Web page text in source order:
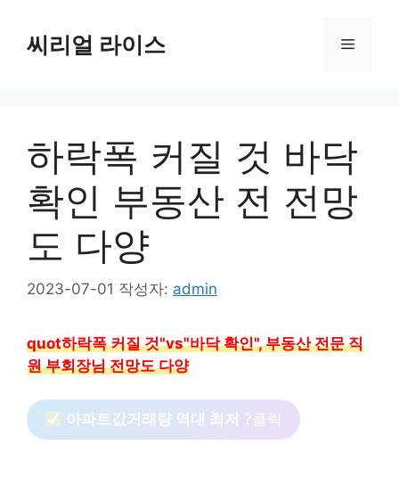
씨리얼 라이스 메
하락폭 커질 것 바닥
확인 부동산 전 전망
도 다양
2023-07-01 작성자: admin
quot하락폭 커질 것"vs"바닥 확인", 부동산 전문 직
원 부회장님 전망도 다양
아파트값거래량 역대 최저 ?클릭